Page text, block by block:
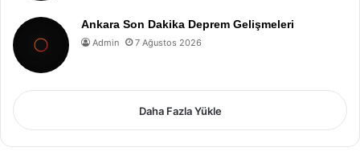
Ankara Son Dakika Deprem Gelişmeleri
Admin 7 Ağustos 2026
Daha Fazla Yükle